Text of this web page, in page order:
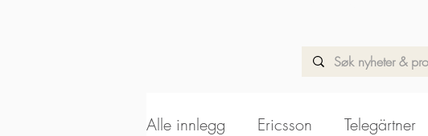
Alle innlegg Ericsson Telegärtner